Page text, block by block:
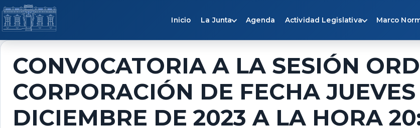
Saltar al contenido
Inicio La Junta Agenda Actividad Legislativa Marco
CONVOCATORIA A LA SESIÓN
CORPORACIÓN DE FECHA
DICIEMBRE DE 2023 A LA HORA